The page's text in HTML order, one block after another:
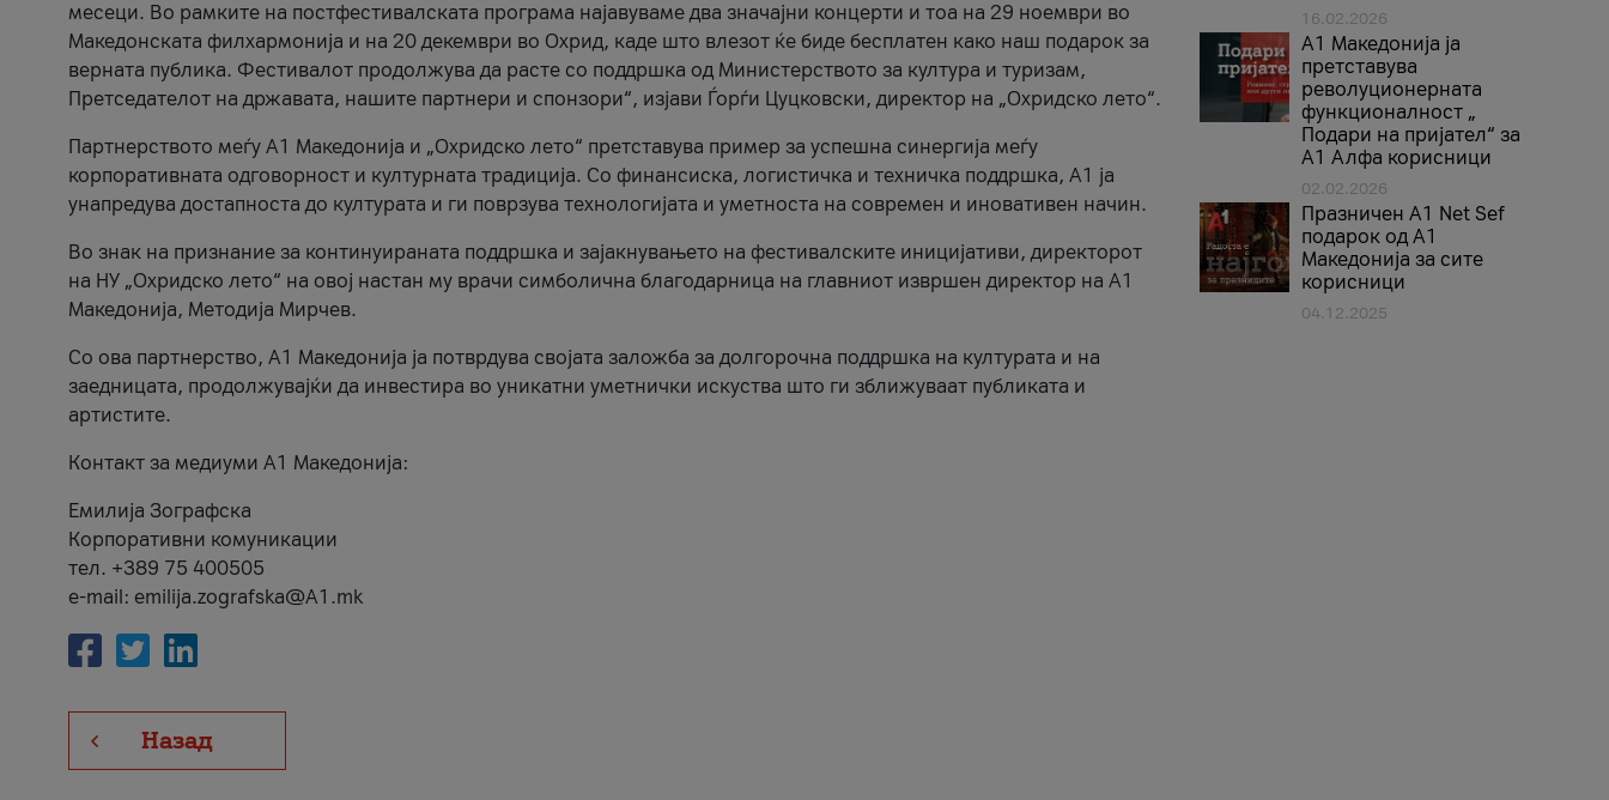
месеци. Во рамките на постфестивалската програма најавуваме два значајни концерти и тоа на 29 ноември во
Македонската филхармонија и на 20 декември во Охрид, каде што влезот ќе биде бесплатен како наш подарок за
верната публика. Фестивалот продолжува да расте со поддршка од Министерството за култура и туризам,
Претседателот на државата, нашите партнери и спонзори“, изјави Ѓорѓи Цуцковски, директор на „Охридско лето“.
Партнерството меѓу A1 Македонија и „Охридско лето“ претставува пример за успешна синергија меѓу
корпоративната одговорност и културната традиција. Со финансиска, логистичка и техничка поддршка, A1 ја
унапредува достапноста до културата и ги поврзува технологијата и уметноста на современ и иновативен начин.
Во знак на признание за континуираната поддршка и зајакнувањето на фестивалските иницијативи, директорот
на НУ „Охридско лето“ на овој настан му врачи симболична благодарница на главниот извршен директор на A1
Македонија, Методија Мирчев.
Со ова партнерство, A1 Македонија ја потврдува својата заложба за долгорочна поддршка на културата и на
заедницата, продолжувајќи да инвестира во уникатни уметнички искуства што ги зближуваат публиката и
артистите.
Контакт за медиуми А1 Македонија:
Емилија Зографска
Корпоративни комуникации
тел. +389 75 400505
e-mail: emilija.zografska@A1.mk
Назад
16.02.2026
А1 Македонија ја
претставува
револуционерната
функционалност „
Подари на пријател“ за
А1 Алфа корисници
02.02.2026
Празничен A1 Net Sеf
подарок од А1
Македонија за сите
корисници
04.12.2025